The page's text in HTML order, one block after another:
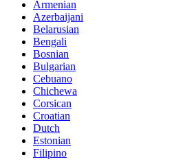
Armenian
Azerbaijani
Belarusian
Bengali
Bosnian
Bulgarian
Cebuano
Chichewa
Corsican
Croatian
Dutch
Estonian
Filipino